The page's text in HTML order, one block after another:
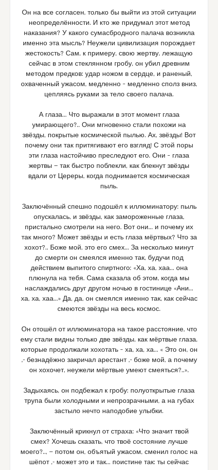
Он на все согласен, только бы выйти из этой ситуации
неопределённости. И кто же придумал этот метод
наказания? У какого сумасбродного палача возникла
именно эта мысль? Неужели цивилизация порождает
жестокость? Сам, к примеру, свою жертву, лежащую
сейчас в этом стеклянном гробу, он убил древним
методом предков: удар ножом в сердце, и раненый,
охваченный ужасом, медленно – медленно сполз вниз,
цепляясь руками за тело своего палача.
А глаза… Что выражали в этот момент глаза
умирающего?.. Они мгновенно стали похожи на
звёзды, покрытые космической пылью. Ах, звёзды! Вот
почему они так притягивают его взгляд! С этой поры
эти глаза настойчиво преследуют его. Они – глаза
жертвы — так быстро поблекли, как блекнут звёзды
вдали от Цереры, когда поднимается космическая
пыль.
Заключённый спешно подошёл к иллюминатору: пыль
опускалась, и звёзды, как замороженные глаза,
пристально смотрели на него. Вот они… и почему их
так много? Может звёзды и есть глаза мёртвых? Что за
хохот?.. Боже мой, это его смех… За несколько минут
до смерти он смеялся именно так, будучи под
действием выпитого спиртного: «Ха, ха, хаа… она
плюнула на тебя. Сама сказала об этом, когда мы
наслаждались друг другом ночью в гостинице «Ани…
ха, ха, хаа…» Да, да, он смеялся именно так, как сейчас
смеются звёзды на весь космос.
Он отошёл от иллюминатора на такое расстояние, что
ему стали видны только две звёзды, как мёртвые глаза,
которые продолжали хохотать – ха, ха, ха… « Это он, он
,- безнадёжно закричал арестант ,- боже мой, а почему
он хохочет, неужели мёртвые умеют смеяться?..».
Задыхаясь, он подбежал к гробу: полуоткрытые глаза
трупа были холодными и непрозрачными, а на губах
застыло нечто наподобие улыбки.
Заключённый крикнул от страха: «Что значит твой
смех? Хочешь сказать, что твоё состояние лучше
моего?.., — потом он, объятый ужасом, сменил голос на
шёпот ,- может это и так… поистине так: ты сейчас